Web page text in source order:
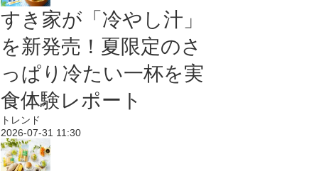
すき家が「冷やし汁」
を新発売！夏限定のさ
っぱり冷たい一杯を実
食体験レポート
トレンド
2026-07-31 11:30